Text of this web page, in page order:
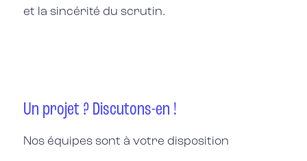
et la sincérité du scrutin.
Un projet ? Discutons-en !
Nos équipes sont à votre disposition